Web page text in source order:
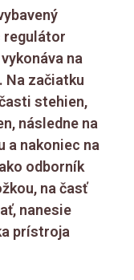
regulátor
na
Na začiatku
stehien,
následne na
a nakoniec na
odborník
na časť
nanesie
prístroja